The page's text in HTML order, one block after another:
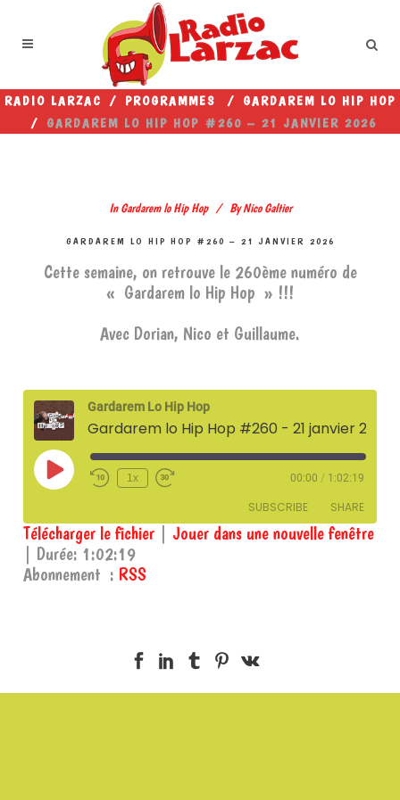
RADIO LARZAC / PROGRAMMES / GARDAREM LO HIP HOP
/ GARDAREM LO HIP HOP #260 – 21 JANVIER 2026
In Gardarem lo Hip Hop By Nico Galtier
GARDAREM LO HIP HOP #260 – 21 JANVIER 2026
Cette semaine, on retrouve le 260ème numéro de
« Gardarem lo Hip Hop » !!!
Avec Dorian, Nico et Guillaume.
Gardarem Lo Hip Hop
Gardarem lo Hip Hop #260 - 21 janvier 2026
Play
Episode
1x 00:00 / 1:02:19
SUBSCRIBE SHARE
RSS
SHARE
Télécharger le fichier
Jouer dans une nouvelle fenêtre
Durée: 1:02:19
Abonnement : RSS